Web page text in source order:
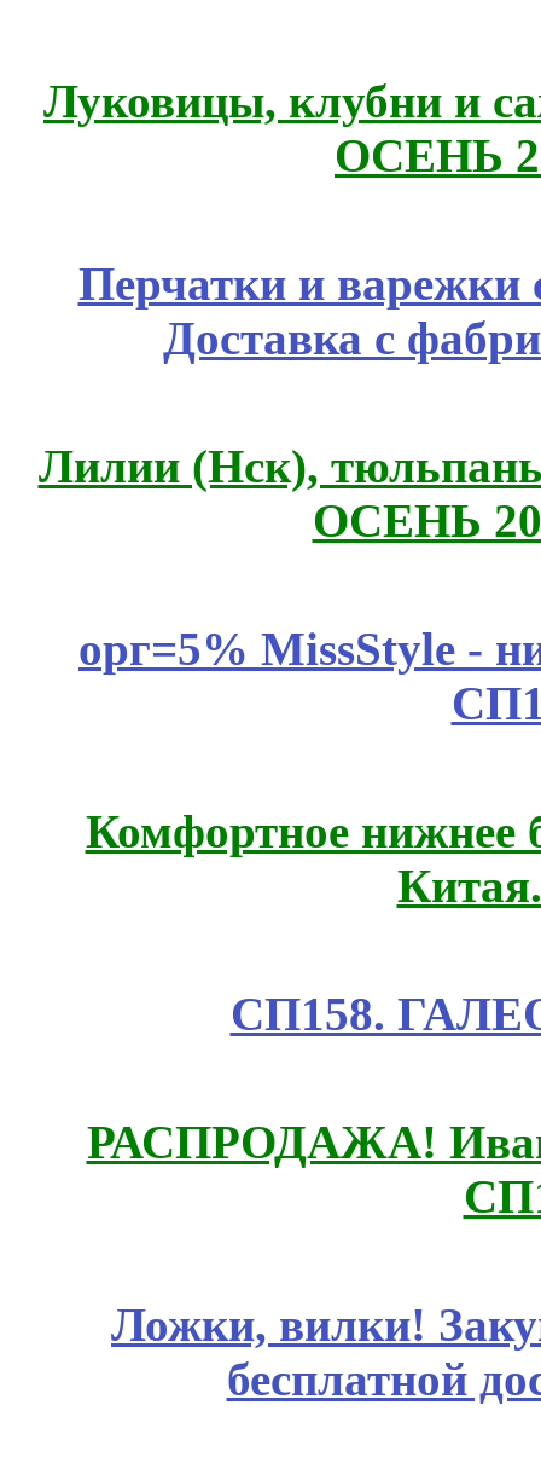
Луковицы, клубни и
ОСЕНЬ
Перчатки и варежки
Доставка с
Лилии (Нск),
ОСЕНЬ
орг=5% MissStyle -
Комфортное нижнее
СП158.
РАСПРОДАЖА!
Ложки, вилки!
бесплатной